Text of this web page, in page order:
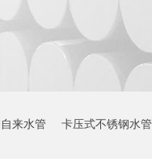
来水管 卡压式不锈钢水管